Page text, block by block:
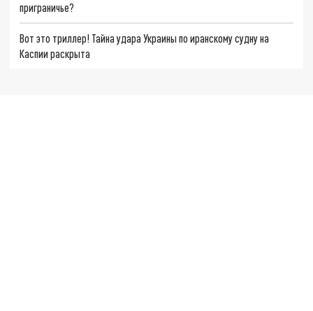
приграничье?
Вот это триллер! Тайна удара Украины по иранскому судну на
Каспии раскрыта